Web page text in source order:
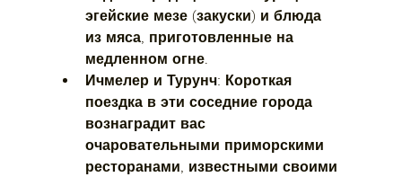
эгейские мезе (закуски) и блюда
из мяса, приготовленные на
медленном огне.
Ичмелер и Турунч: Короткая
поездка в эти соседние города
вознаградит вас
очаровательными приморскими
ресторанами, известными своими